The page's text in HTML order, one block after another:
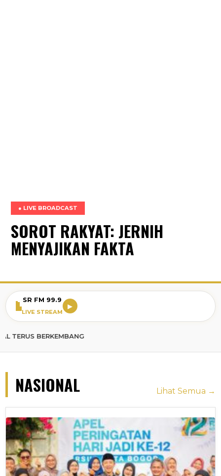
● LIVE BROADCAST
SOROT RAKYAT: JERNIH
MENYAJIKAN FAKTA
SR FM 99.9
LIVE STREAM
▶
NASIONAL Lihat Semua →